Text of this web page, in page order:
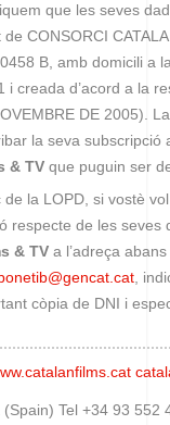
que les seves
CONSORCI
B, amb domicili a
creada d’acord a la
DE 2005).
la seva
& TVque puguin ser
la LOPD, si vostè
respecte de les
& TVa l’adreça
,
còpia de DNI i
Tel +34 93 552